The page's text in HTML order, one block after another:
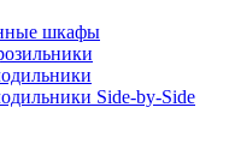
шкафы
Side-by-Side